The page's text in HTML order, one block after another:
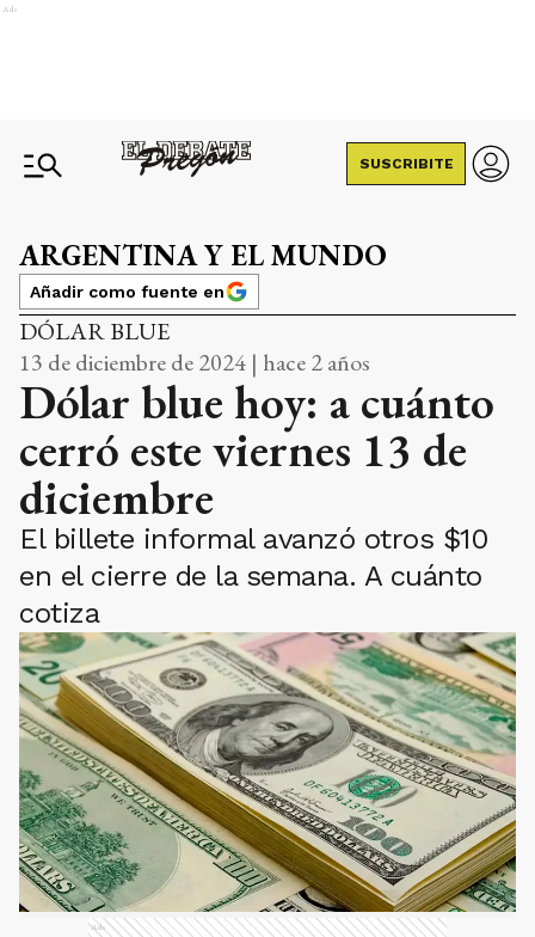
Ads
SUSCRIBITE
ARGENTINA Y EL MUNDO
Añadir como fuente en
DÓLAR BLUE
13 de diciembre de 2024 | hace 2 años
Dólar blue hoy: a cuánto
cerró este viernes 13 de
diciembre
El billete informal avanzó otros $10
en el cierre de la semana. A cuánto
cotiza
Ads